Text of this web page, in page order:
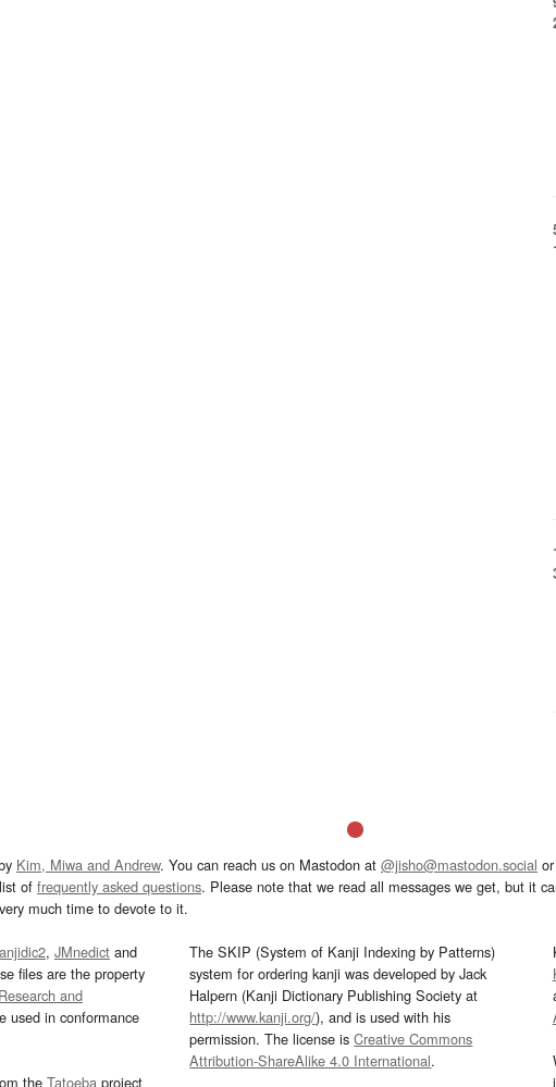
Kim, Miwa and Andrew. You can reach us on Mastodon at @jisho@mastodon.social
of frequently asked questions. Please note that we read all messages we get, but it
much time to devote to it.
, JMnedict and
files are the property
and
used in conformance
the Tatoeba project
The SKIP (System of Kanji Indexing by Patterns)
system for ordering kanji was developed by Jack
Halpern (Kanji Dictionary Publishing Society at
http://www.kanji.org/), and is used with his
permission. The license isCreative Commons
Attribution-ShareAlike 4.0 International.